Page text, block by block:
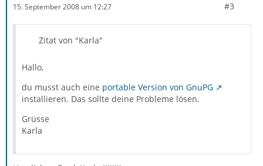
15. September 2008 um 12:27 #3
Zitat von "Karla"
Hallo,
du musst auch eine portable Version von GnuPG
installieren. Das sollte deine Probleme lösen.
Grüsse
Karla